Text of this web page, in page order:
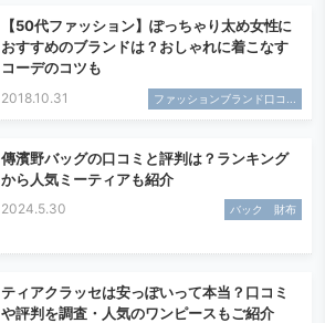
【50代ファッション】ぽっちゃり太め女性に
おすすめのブランドは？おしゃれに着こなす
コーデのコツも
2018.10.31 ファッションブランド口コ...
傳濱野バッグの口コミと評判は？ランキング
から人気ミーティアも紹介
2024.5.30 バック 財布
ティアクラッセは安っぽいって本当？口コミ
や評判を調査・人気のワンピースもご紹介